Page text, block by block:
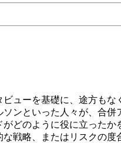
ューを基礎に、途方も
ンといった人々が、合
どのように役に立った
戦略、またはリスクの度